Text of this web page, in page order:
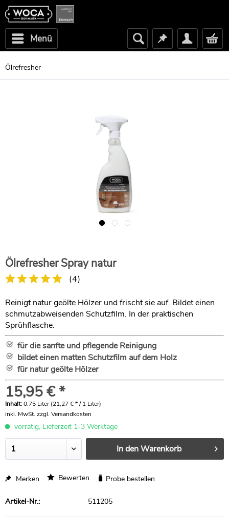
Menü
Ölrefresher
Ölrefresher Spray natur
(4)
Reinigt natur geölte Hölzer und frischt sie auf. Bildet einen
schmutzabweisenden Schutzfilm. In der praktischen
Sprühflasche.
für die sanfte und pflegende Reinigung
bildet einen matten Schutzfilm auf dem Holz
für natur geölte Hölzer
15,95 € *
Inhalt:0.75 Liter (21,27 € * / 1 Liter)
inkl. MwSt. zzgl. Versandkosten
vorrätig, Lieferzeit 1-3 Werktage
In denWarenkorb
Merken Bewerten Probe bestellen
Artikel-Nr.: 511205